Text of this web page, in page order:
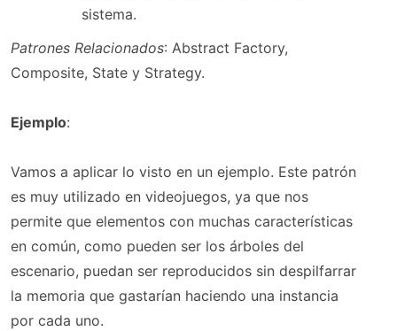
sistema.
Patrones Relacionados: Abstract Factory,
Composite, State y Strategy.
Ejemplo:
Vamos a aplicar lo visto en un ejemplo. Este patrón
es muy utilizado en videojuegos, ya que nos
permite que elementos con muchas características
en común, como pueden ser los árboles del
escenario, puedan ser reproducidos sin despilfarrar
la memoria que gastarían haciendo una instancia
por cada uno.